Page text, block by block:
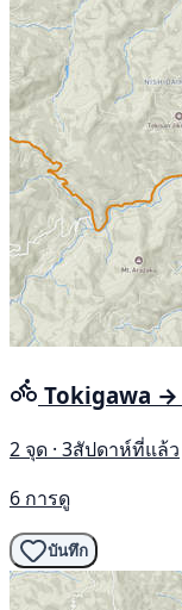
Tokigawa →
2 จุด · 3สัปดาห์ที่แล้ว
6 การดู
บันทึก